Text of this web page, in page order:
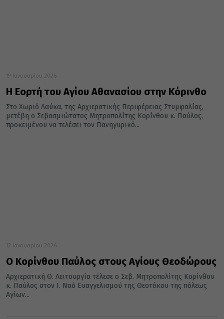
19 Ιανουαρίου 2026
Η Εορτή του Αγίου Αθανασίου στην Κόρινθο
Στο Χωριό Λαύκα, της Αρχιερατικής Περιφέρειας Στυμφαλίας,
μετέβη ο Σεβασμιώτατος Μητροπολίτης Κορίνθου κ. Παύλος,
προκειμένου να τελέσει τον Πανηγυρικό...
12 Ιανουαρίου 2026
Ο Κορίνθου Παύλος στους Αγίους Θεοδώρους
Αρχιερατική Θ. Λειτουργία τέλεσε ο Σεβ. Μητροπολίτης Κορίνθου
κ. Παύλος στον Ι. Ναό Ευαγγελισμού της Θεοτόκου της πόλεως
Αγίων...